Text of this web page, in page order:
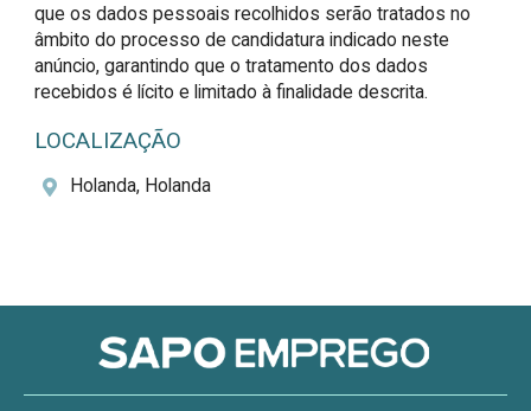
que os dados pessoais recolhidos serão tratados no
âmbito do processo de candidatura indicado neste
anúncio, garantindo que o tratamento dos dados
recebidos é lícito e limitado à finalidade descrita.
LOCALIZAÇÃO
Holanda, Holanda